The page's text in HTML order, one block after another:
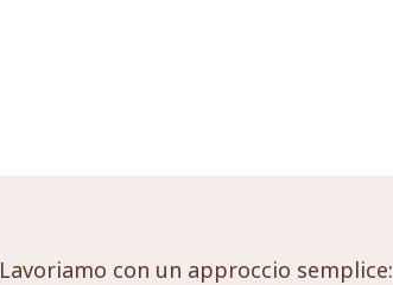
Lavoriamo con un approccio semplice: